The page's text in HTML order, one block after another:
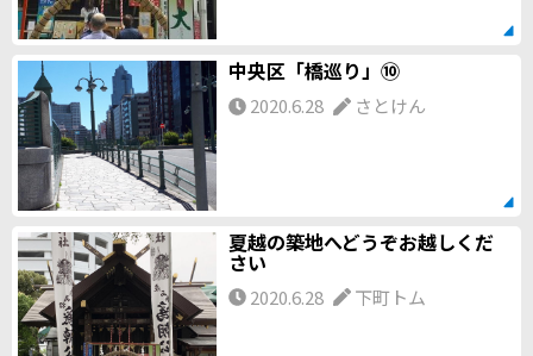
中央区「橋巡り」⑩
2020.6.28 さとけん
夏越の築地へどうぞお越しくだ
さい
2020.6.28 下町トム